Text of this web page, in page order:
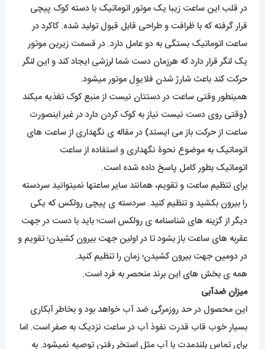
در قلب این ساعت زیبا یک موتور اتوماتیک با دسته کوک پیچی
قرار گرفته که با ظرافت و طراحی قابل قبول تولید شده. کاکرد در
ساعت اتوماتیک بستگی به دو عامل دارد. در قسمت زیرین موتور
یک لنگر قرار دارد که هرزمان دست شما لرزشی ایجاد کند و این لنگر
حرکت کند باعث شارژ شدن فلایوِل موتور میشود.
همینطور وقتی ساعت در دستتان نیست از منبع کوک تغذیه میکند
(وقتی روی دست نیست نیاز به کوک کردن دارد در غیر اینصورت
ساعت از حرکت باز می ایستد) در مقاله ی نگهداری از ساعت های
اتوماتیک به موضوع نحوۀ نگهداری و استفاده از ساعت
اتوماتیک بطور کامل پاسخ داده شده است.
برای تنظیم ساعت و تقویم، همانند سایر ساعتها نمیتوانید سردسته
را بیرون بکشید و تنظیم کنید. سردسته ی پیچی رولکس که یکی
دیگر از گزینه های شناسنامه ی رولکس است؛ باید با دست در جهت
عقربه های ساعت باز بشود تا در اولین جهت بیرون کشیدن؛ تقویم و
در دومین جهت بیرون کشیدن؛ زمان را تنظیم کنید.
همه ی بخش های این برند منحصر به فرد است.
میزان ضدآبی
این محصول در حد روزمرگی ضد آب خواهد بود و بخاطر آبکاری
بسیار خوب قاب قدرت نفوذ آب در ساعت نزدیک به صفر است. اما
برای تماس بلندمدت با آب مثل استخر رفتن توصیه نمیشود. به